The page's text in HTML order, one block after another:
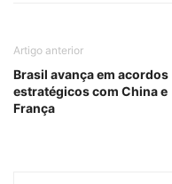
Artigo anterior
Brasil avança em acordos
estratégicos com China e
França